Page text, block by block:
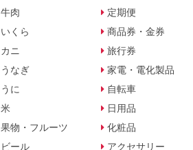
牛肉
いくら
カニ
うなぎ
うに
米
果物・フルーツ
ビール
定期便
商品券・金券
旅行券
家電・電化製品
自転車
日用品
化粧品
アクセサリー